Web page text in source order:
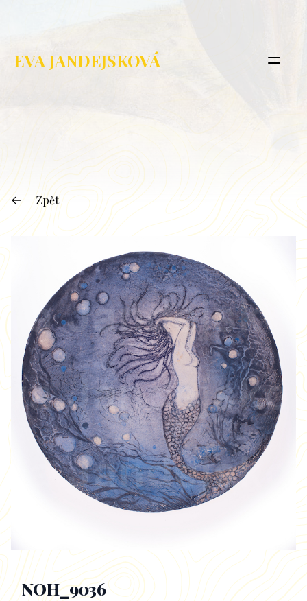
EVA JANDEJSKOVÁ
Zpět
NOH_9036